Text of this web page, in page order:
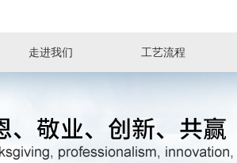
走进我们 工艺流程